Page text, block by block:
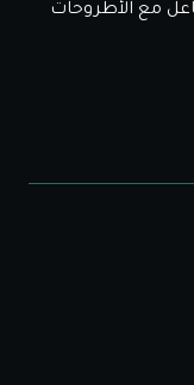
مع الأطروحات